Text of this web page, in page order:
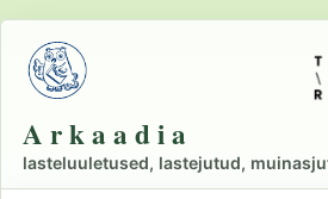
Liigu
põhisisu
juurde
A r k a a d i a
lasteluuletused, lastejutud,